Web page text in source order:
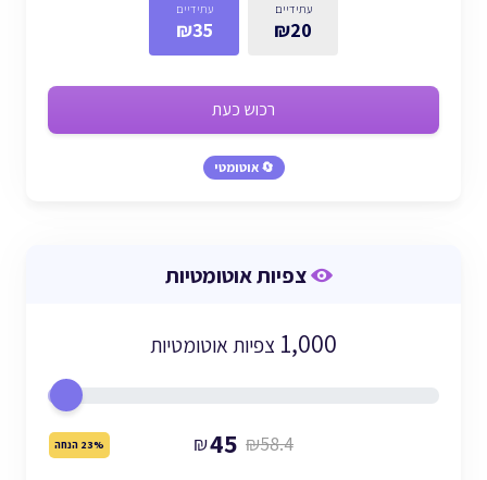
עתידיים
₪20
עתידיים
₪35
רכוש כעת
🔄 אוטומטי
צפיות אוטומטיות
1,000 צפיות אוטומטיות
₪45 ₪58.4 23% הנחה